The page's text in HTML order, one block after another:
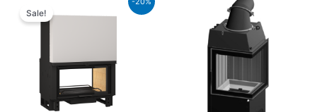
Sale!
a
este: